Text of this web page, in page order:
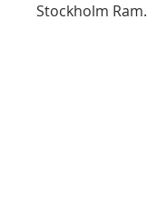
Stockholm Ram.